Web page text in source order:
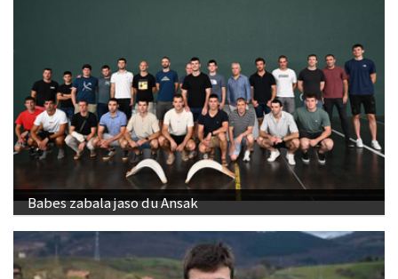
Babes zabala jaso du Ansak